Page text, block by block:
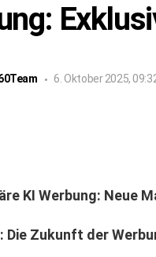
6. Oktober 2025,
KI Werbung: Neue
Die Zukunft der